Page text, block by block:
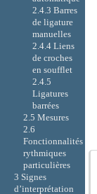
2.4.3 Barres
de ligature
manuelles
2.4.4 Liens
de croches
en soufflet
2.4.5
Ligatures
barrées
2.5 Mesures
2.6
Fonctionnalités
rythmiques
particulières
3 Signes
d’interprétation